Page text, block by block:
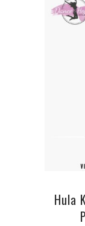
Hula